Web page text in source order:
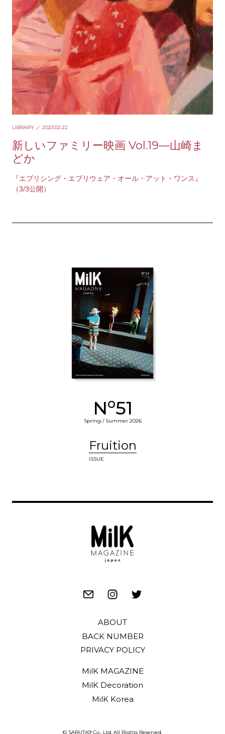
LIBRARY ／ 2023.02.22
新しいファミリー映画 Vol.19—山崎ま
どか
『エブリシング・エブリウェア・オール・アット・ワンス』
（3/3公開）
No51
Spring / Summer 2026
Fruition
ISSUE
ABOUT
BACK NUMBER
PRIVACY POLICY
MilK MAGAZINE
MilK Decoration
MilK Korea
© SARUTA9 Co., Ltd. All Rights Reserved.